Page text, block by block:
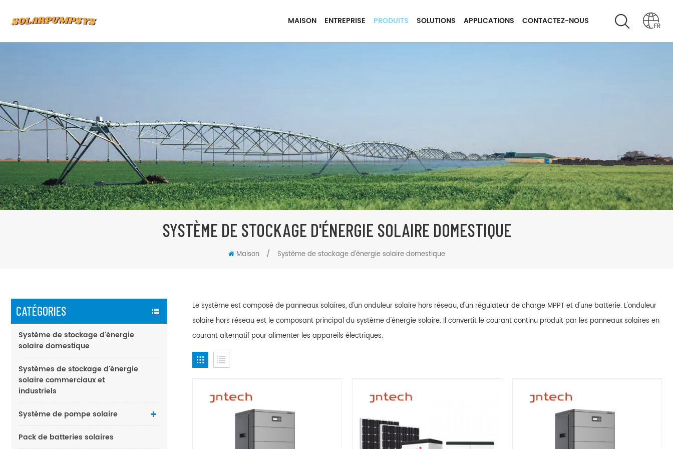
MAISON ENTREPRISE PRODUITS SOLUTIONS APPLICATIONS CONTACTEZ-NOUS FR
SYSTÈME DE STOCKAGE D'ÉNERGIE SOLAIRE DOMESTIQUE
Maison / Système de stockage d'énergie solaire domestique
CATÉGORIES
Système de stockage d'énergie
solaire domestique
Systèmes de stockage d'énergie
solaire commerciaux et
industriels
Système de pompe solaire
Pack de batteries solaires
Le système est composé de panneaux solaires, d'un onduleur solaire hors réseau, d'un régulateur de charge MPPT et d'une batterie. L'onduleur
solaire hors réseau est le composant principal du système d'énergie solaire. Il convertit le courant continu produit par les panneaux solaires en
courant alternatif pour alimenter les appareils électriques.